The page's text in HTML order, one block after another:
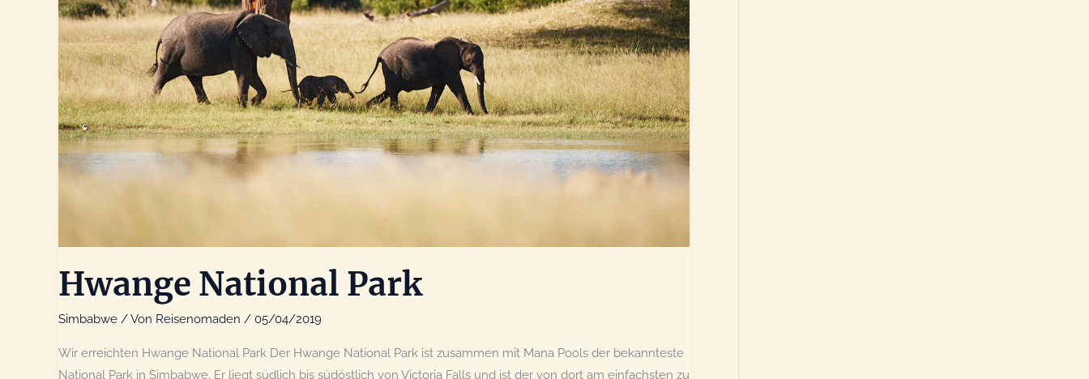
Hwange National Park
Simbabwe / Von Reisenomaden / 05/04/2019
Wir erreichten Hwange National Park Der Hwange National Park ist zusammen mit Mana Pools der bekannteste
National Park in Simbabwe. Er liegt südlich bis südöstlich von Victoria Falls und ist der von dort am einfachsten zu